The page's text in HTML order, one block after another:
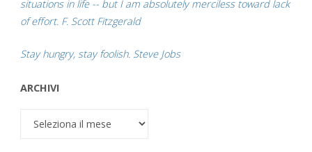
situations in life -- but I am absolutely merciless toward lack
of effort. F. Scott Fitzgerald
Stay hungry, stay foolish. Steve Jobs
ARCHIVI